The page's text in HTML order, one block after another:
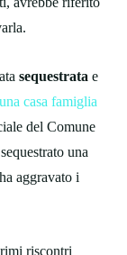
sequestrata e
casa famiglia
del Comune
una
aggravato i
riscontri